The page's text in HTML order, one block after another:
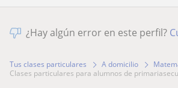
¿Hay algún error en este perfil?
Tus clases particulares A domicilio
clases particulares para alumnos de